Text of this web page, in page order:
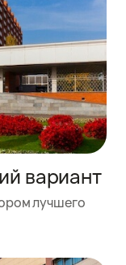
вариант
лучшего